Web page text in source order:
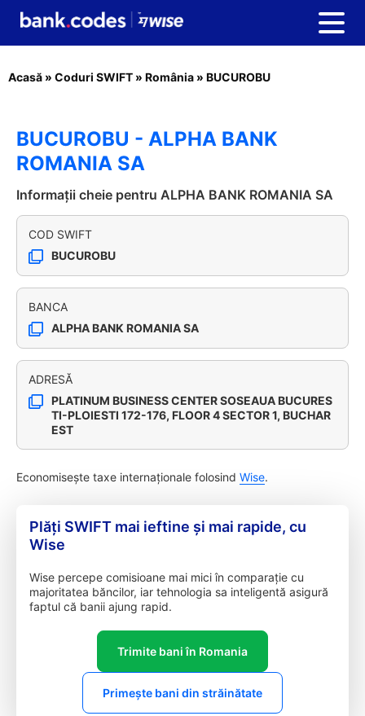
Acasă » Coduri SWIFT » România » BUCUROBU
BUCUROBU - ALPHA BANK
ROMANIA SA
Informații cheie pentru ALPHA BANK ROMANIA SA
COD SWIFT
BUCUROBU
BANCA
ALPHA BANK ROMANIA SA
ADRESĂ
PLATINUM BUSINESS CENTER SOSEAUA BUCURES
TI-PLOIESTI 172-176, FLOOR 4 SECTOR 1, BUCHAR
EST
Economisește taxe internaționale folosind Wise.
Plăți SWIFT mai ieftine și mai rapide, cu
Wise
Wise percepe comisioane mai mici în comparație cu
majoritatea băncilor, iar tehnologia sa inteligentă asigură
faptul că banii ajung rapid.
Trimite bani în Romania
Primește bani din străinătate